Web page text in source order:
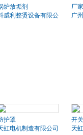
炉放垢剂
威利整烫设备有限公司
厂
广
护罩
虹电机制造有限公司
开关
天